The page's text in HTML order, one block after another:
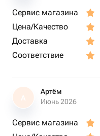
Сервис магазина
Цена/Качество
Доставка
Соответствие
А
Артём
Июнь 2026
Сервис магазина